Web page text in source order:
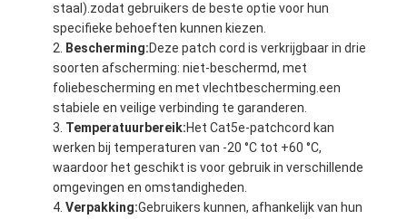
staal).zodat gebruikers de beste optie voor hun
specifieke behoeften kunnen kiezen.
Bescherming:Deze patch cord is verkrijgbaar in drie
soorten afscherming: niet-beschermd, met
foliebescherming en met vlechtbescherming.een
stabiele en veilige verbinding te garanderen.
Temperatuurbereik:Het Cat5e-patchcord kan
werken bij temperaturen van -20 °C tot +60 °C,
waardoor het geschikt is voor gebruik in verschillende
omgevingen en omstandigheden.
Verpakking:Gebruikers kunnen, afhankelijk van hun